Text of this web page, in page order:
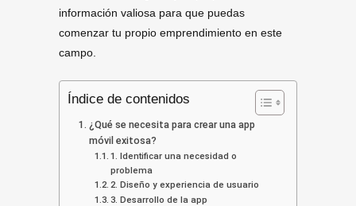
información valiosa para que puedas
comenzar tu propio emprendimiento en este
campo.
Índice de contenidos
¿Qué se necesita para crear una app
móvil exitosa?
1. Identificar una necesidad o
problema
2. Diseño y experiencia de usuario
3. Desarrollo de la app